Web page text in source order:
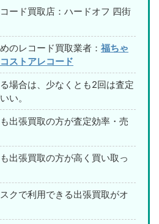
ード買取店：ハードオフ 四街
のレコード買取業者： 福ちゃ
ストアレコード
場合は、少なくとも2回は査定
い。
出張買取の方が査定効率・売
出張買取の方が高く買い取っ
クで利用できる出張買取がオ